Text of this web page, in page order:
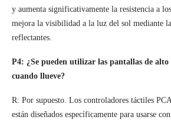
y aumenta significativamente la resistencia a
mejora la visibilidad a la luz del sol mediante
reflectantes.
P4: ¿Se pueden utilizar las pantallas de
cuando llueve?
R: Por supuesto. Los controladores táctiles
están diseñados específicamente para usarse